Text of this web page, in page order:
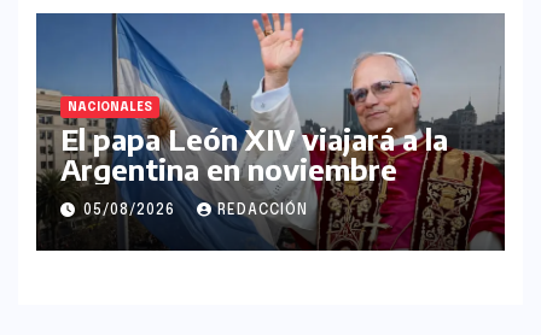
NACIONALES
El papa León XIV viajará a la
Argentina en noviembre
05/08/2026 REDACCIÓN